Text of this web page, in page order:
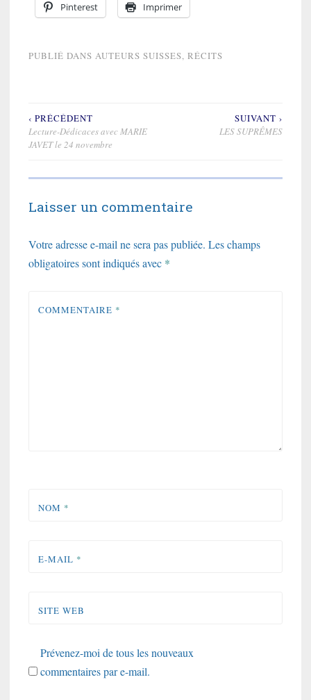
Pinterest Imprimer
PUBLIÉ DANS AUTEURS SUISSES, RÉCITS
Navigation
de
‹ PRÉCÉDENT
Lecture-Dédicaces avec MARIE
JAVET le 24 novembre
SUIVANT ›
LES SUPRÊMES
Laisser un commentaire
Votre adresse e-mail ne sera pas publiée. Les champs
obligatoires sont indiqués avec *
COMMENTAIRE *
NOM *
E-MAIL *
SITE WEB
Prévenez-moi de tous les nouveaux
commentaires par e-mail.